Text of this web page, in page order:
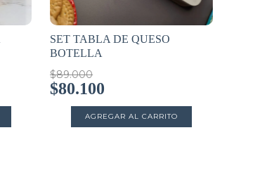
SET TABLA DE QUESO
BOTELLA
$89.000
$80.100